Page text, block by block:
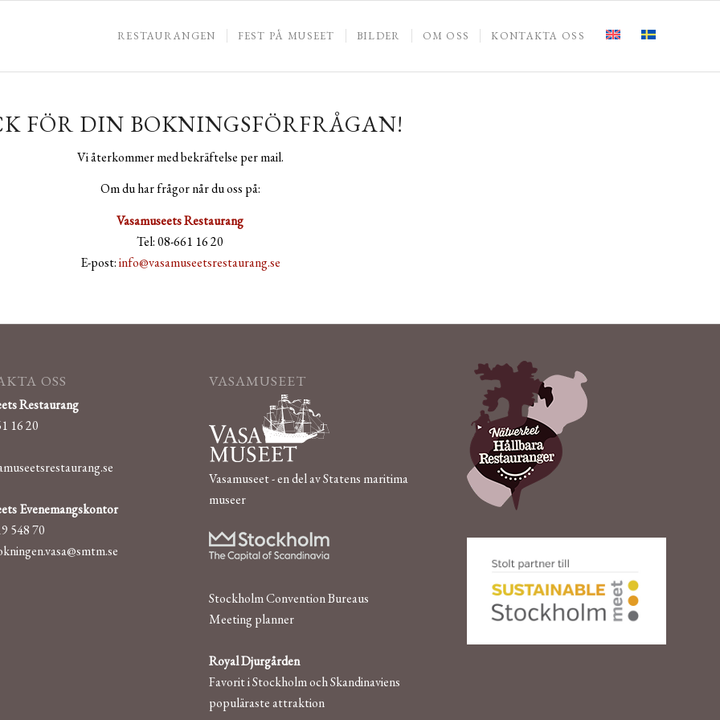
RESTAURANGEN FEST PÅ MUSEET BILDER OM OSS KONTAKTA OSS
FÖR DIN BOKNINGSFÖRFRÅGAN!
Vi återkommer med bekräftelse per mail.
Om du har frågor når du oss på:
Vasamuseets Restaurang
Tel: 08-661 16 20
E-post:info@vasamuseetsrestaurang.se
OSS
Restaurang
16 20
Evenemangskontor
548 70
VASAMUSEET
Vasamuseet - en del av Statens maritima
museer
Stockholm Convention Bureaus
Meeting planner
Royal Djurgården
Favorit i Stockholm och Skandinaviens
populäraste attraktion